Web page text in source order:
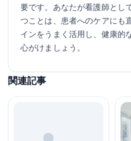
要です。あなたが看護師とし
つことは、患者へのケアにも
インをうまく活用し、健康的
心がけましょう。
関連記事